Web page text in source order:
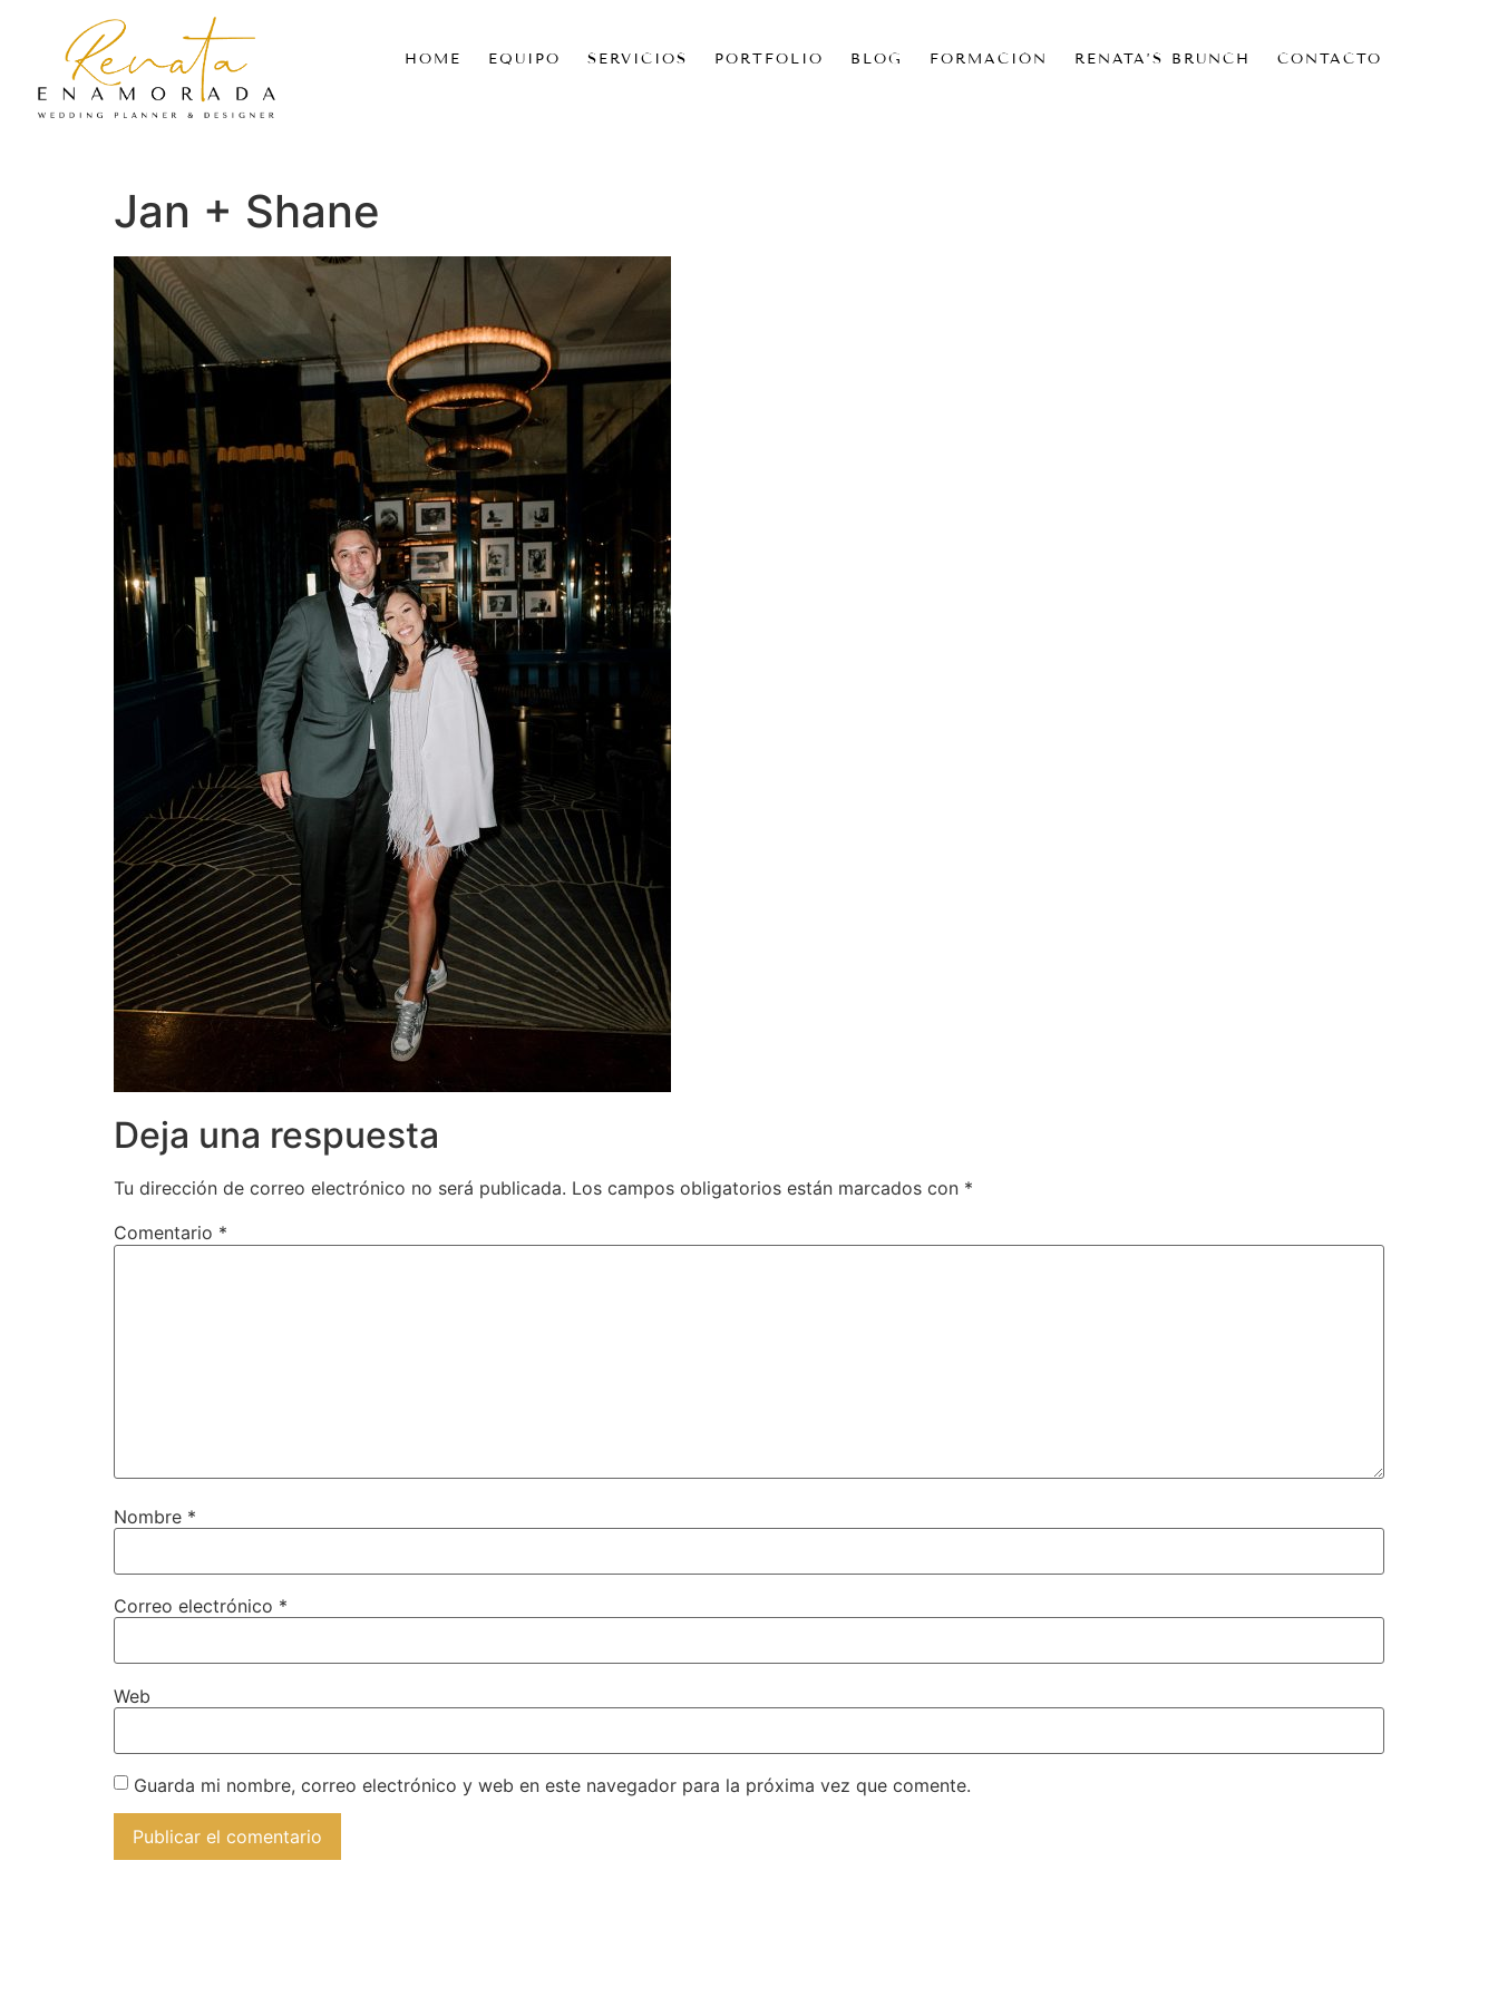
HOME EQUIPO SERVICIOS PORTFOLIO BLOG FORMACIÓN RENATA’S BRUNCH CONTACTO
Jan + Shane
Deja una respuesta
Tu dirección de correo electrónico no será publicada. Los campos obligatorios están marcados con *
Comentario *
Nombre *
Correo electrónico *
Web
Guarda mi nombre, correo electrónico y web en este navegador para la próxima vez que comente.